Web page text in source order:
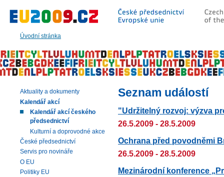
Úvodní stránka
hlavní
|
navigaci
|
vyhledávání
Seznam událostí
"Udržitelný rozvoj: výzva
26.5.2009 - 28.5.2009
Ochrana před povodněmi
26.5.2009 - 28.5.2009
Mezinárodní konference
Aktuality a dokumenty
Kalendář akcí
Kalendář akcí českého
předsednictví
Kulturní a doprovodné akce
České předsednictví
Servis pro novináře
O EU
Politiky EU